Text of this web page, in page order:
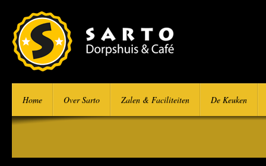
Home Over Sarto Zalen & Faciliteiten De Keuken